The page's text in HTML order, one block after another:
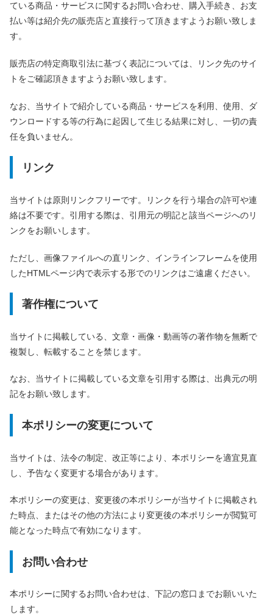
ている商品・サービスに関するお問い合わせ、購入手続き、お支
払い等は紹介先の販売店と直接行って頂きますようお願い致しま
す。
販売店の特定商取引法に基づく表記については、リンク先のサイ
トをご確認頂きますようお願い致します。
なお、当サイトで紹介している商品・サービスを利用、使用、ダ
ウンロードする等の行為に起因して生じる結果に対し、一切の責
任を負いません。
リンク
当サイトは原則リンクフリーです。リンクを行う場合の許可や連
絡は不要です。引用する際は、引用元の明記と該当ページへのリ
ンクをお願いします。
ただし、画像ファイルへの直リンク、インラインフレームを使用
したHTMLページ内で表示する形でのリンクはご遠慮ください。
著作権について
当サイトに掲載している、文章・画像・動画等の著作物を無断で
複製し、転載することを禁じます。
なお、当サイトに掲載している文章を引用する際は、出典元の明
記をお願い致します。
本ポリシーの変更について
当サイトは、法令の制定、改正等により、本ポリシーを適宜見直
し、予告なく変更する場合があります。
本ポリシーの変更は、変更後の本ポリシーが当サイトに掲載され
た時点、またはその他の方法により変更後の本ポリシーが閲覧可
能となった時点で有効になります。
お問い合わせ
本ポリシーに関するお問い合わせは、下記の窓口までお願いいた
します。